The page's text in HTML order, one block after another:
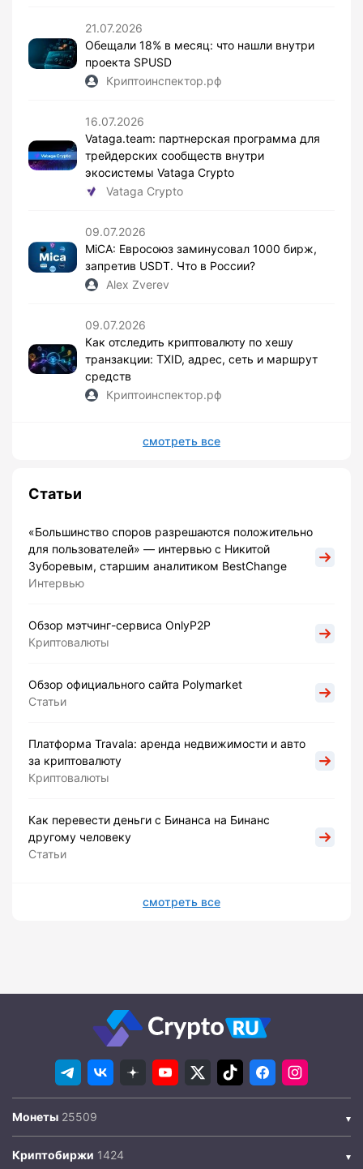
21.07.2026
Обещали 18% в месяц: что нашли внутри
проекта SPUSD
Криптоинспектор.рф
16.07.2026
Vataga.team: партнерская программа для
трейдерских сообществ внутри
экосистемы Vataga Crypto
Vataga Crypto
09.07.2026
MiCA: Евросоюз заминусовал 1000 бирж,
запретив USDT. Что в России?
Alex Zverev
09.07.2026
Как отследить криптовалюту по хешу
транзакции: TXID, адрес, сеть и маршрут
средств
Криптоинспектор.рф
смотреть все
Статьи
«Большинство споров разрешаются положительно
для пользователей» — интервью с Никитой
Зуборевым, старшим аналитиком BestChange
Интервью
Обзор мэтчинг-сервиса OnlyP2P
Криптовалюты
Обзор официального сайта Polymarket
Статьи
Платформа Travala: аренда недвижимости и авто
за криптовалюту
Криптовалюты
Как перевести деньги с Бинанса на Бинанс
другому человеку
Статьи
смотреть все
Монеты
Криптобиржи